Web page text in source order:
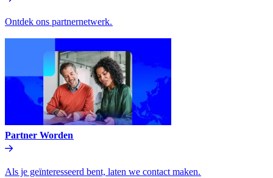
Ontdek ons partnernetwerk.​​
Partner Worden​​
Als je geïnteresseerd bent, laten we contact maken.​​